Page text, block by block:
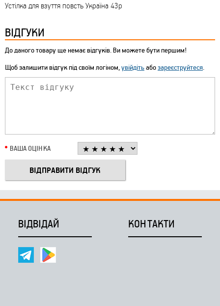
Устілка для взуття повсть Україна 43р
ВІДГУКИ
До даного товару ще немає відгуків. Ви можете бути першим!
Щоб залишити відгук під своїм логіном,увійдітьабозареєструйтеся.
ВАША ОЦІНКА
ВІДВІДАЙ КОНТАКТИ